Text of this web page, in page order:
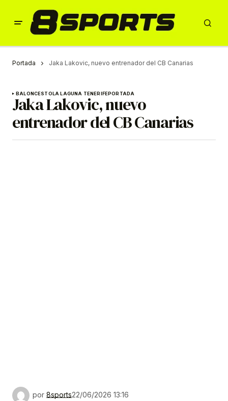
Portada Jaka Lakovic, nuevo entrenador del CB Canarias
BALONCESTOLA LAGUNA TENERIFEPORTADA
Jaka Lakovic, nuevo
entrenador del CB Canarias
por 8sports22/06/2026 13:16